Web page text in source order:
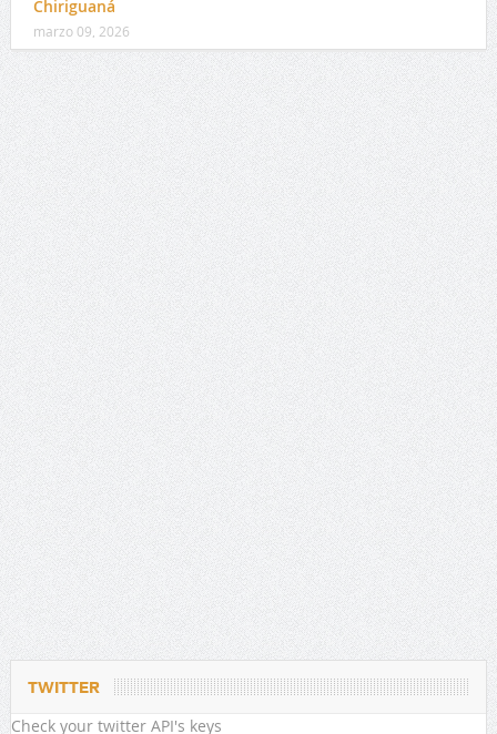
Chiriguaná
marzo 09, 2026
TWITTER
Check your twitter API's keys